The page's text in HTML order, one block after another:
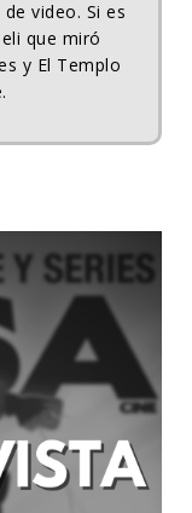
video. Si es
que miró
y El Templo